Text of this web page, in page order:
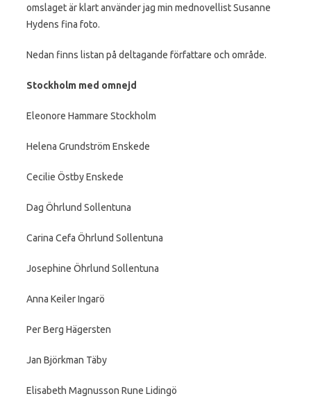
omslaget är klart använder jag min mednovellist Susanne
Hydens fina foto.
Nedan finns listan på deltagande författare och område.
Stockholm med omnejd
Eleonore Hammare Stockholm
Helena Grundström Enskede
Cecilie Östby Enskede
Dag Öhrlund Sollentuna
Carina Cefa Öhrlund Sollentuna
Josephine Öhrlund Sollentuna
Anna Keiler Ingarö
Per Berg Hägersten
Jan Björkman Täby
Elisabeth Magnusson Rune Lidingö